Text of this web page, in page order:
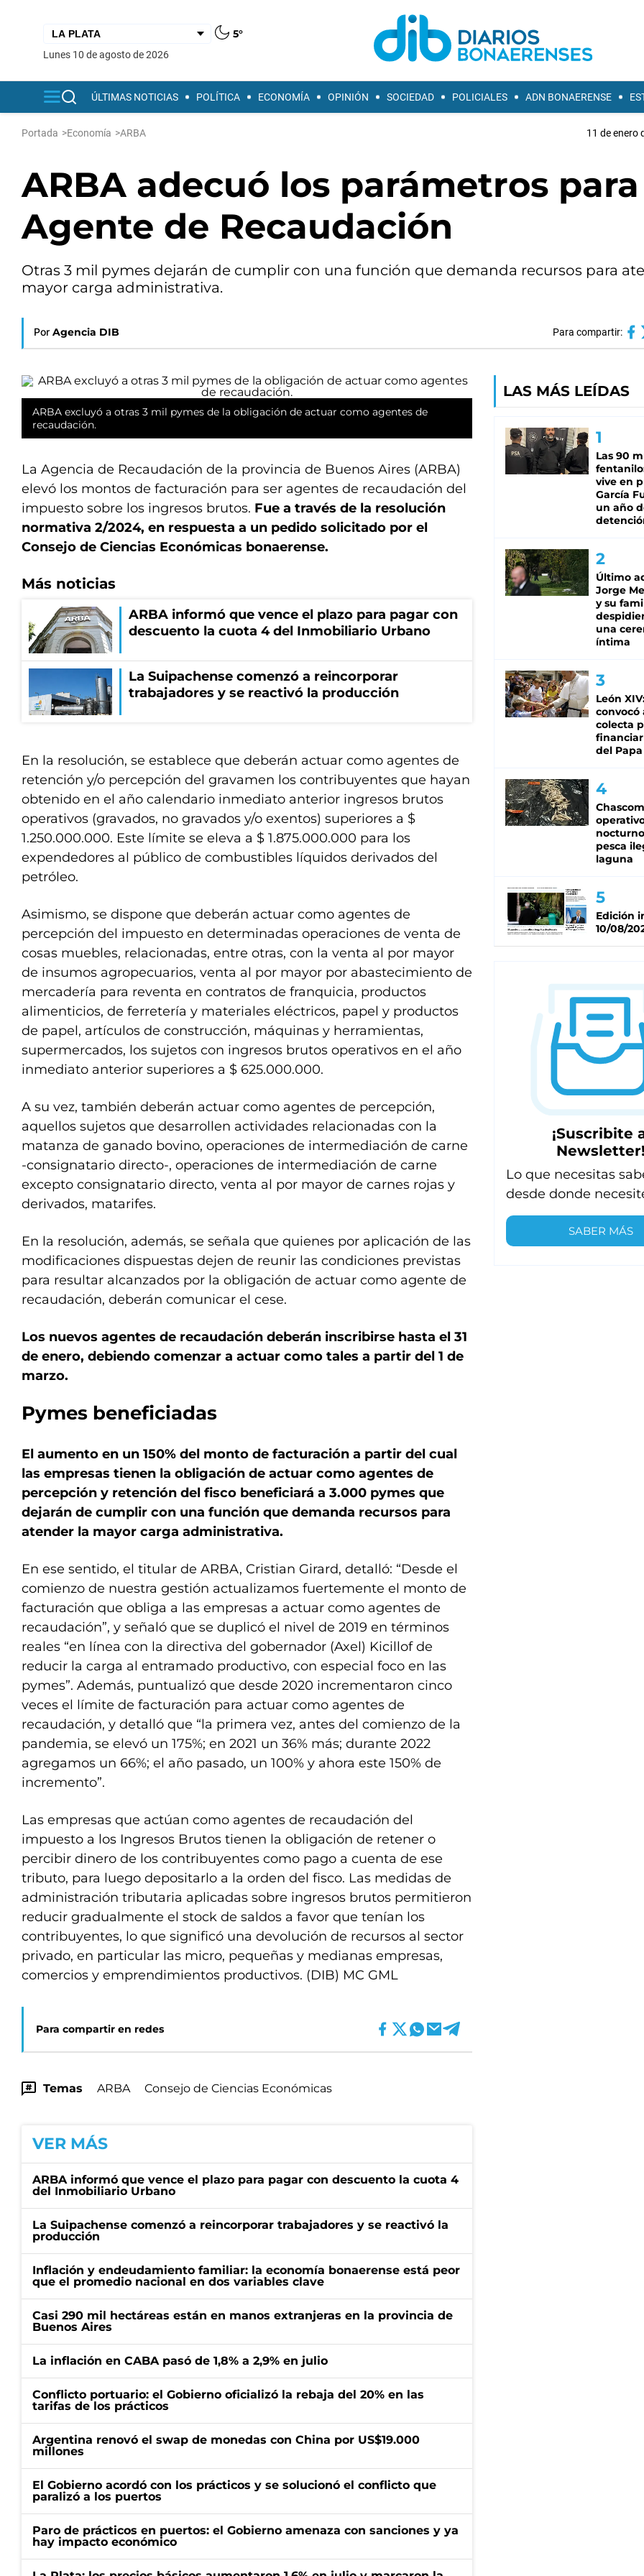
5°
lunes 10 de agosto de 2026
ÚLTIMAS NOTICIAS POLÍTICA ECONOMÍA OPINIÓN SOCIEDAD POLICIALES ADN BONAERENSE
Portada >Economía >ARBA 11 de enero
ARBA adecuó los parámetros
Agente de Recaudación
Otras 3 mil pymes dejarán de cumplir con una función que demanda recursos para
mayor carga administrativa.
Por Agencia DIB Para compartir:
ARBA excluyó a otras 3 mil pymes de la obligación de actuar como agentes de
recaudación.
La Agencia de Recaudación de la provincia de Buenos Aires (ARBA)
elevó los montos de facturación para ser agentes de recaudación del
impuesto sobre los ingresos brutos. Fue a través de la resolución
normativa 2/2024, en respuesta a un pedido solicitado por el
Consejo de Ciencias Económicas bonaerense.
Más noticias
ARBA informó que vence el plazo para pagar con
descuento la cuota 4 del Inmobiliario Urbano
La Suipachense comenzó a reincorporar
trabajadores y se reactivó la producción
En la resolución, se establece que deberán actuar como agentes de
retención y/o percepción del gravamen los contribuyentes que hayan
obtenido en el año calendario inmediato anterior ingresos brutos
operativos (gravados, no gravados y/o exentos) superiores a $
1.250.000.000. Este límite se eleva a $ 1.875.000.000 para los
expendedores al público de combustibles líquidos derivados del
petróleo.
Asimismo, se dispone que deberán actuar como agentes de
percepción del impuesto en determinadas operaciones de venta de
cosas muebles, relacionadas, entre otras, con la venta al por mayor
de insumos agropecuarios, venta al por mayor por abastecimiento de
mercadería para reventa en contratos de franquicia, productos
alimenticios, de ferretería y materiales eléctricos, papel y productos
de papel, artículos de construcción, máquinas y herramientas,
supermercados, los sujetos con ingresos brutos operativos en el año
inmediato anterior superiores a $ 625.000.000.
A su vez, también deberán actuar como agentes de percepción,
aquellos sujetos que desarrollen actividades relacionadas con la
matanza de ganado bovino, operaciones de intermediación de carne
-consignatario directo-, operaciones de intermediación de carne
excepto consignatario directo, venta al por mayor de carnes rojas y
derivados, matarifes.
En la resolución, además, se señala que quienes por aplicación de las
modificaciones dispuestas dejen de reunir las condiciones previstas
para resultar alcanzados por la obligación de actuar como agente de
recaudación, deberán comunicar el cese.
Los nuevos agentes de recaudación deberán inscribirse hasta el 31
de enero, debiendo comenzar a actuar como tales a partir del 1 de
marzo.
Pymes beneficiadas
El aumento en un 150% del monto de facturación a partir del cual
las empresas tienen la obligación de actuar como agentes de
percepción y retención del fisco beneficiará a 3.000 pymes que
dejarán de cumplir con una función que demanda recursos para
atender la mayor carga administrativa.
En ese sentido, el titular de ARBA, Cristian Girard, detalló: “Desde el
comienzo de nuestra gestión actualizamos fuertemente el monto de
facturación que obliga a las empresas a actuar como agentes de
recaudación”, y señaló que se duplicó el nivel de 2019 en términos
reales “en línea con la directiva del gobernador (Axel) Kicillof de
reducir la carga al entramado productivo, con especial foco en las
pymes”. Además, puntualizó que desde 2020 incrementaron cinco
veces el límite de facturación para actuar como agentes de
recaudación, y detalló que “la primera vez, antes del comienzo de la
pandemia, se elevó un 175%; en 2021 un 36% más; durante 2022
agregamos un 66%; el año pasado, un 100% y ahora este 150% de
incremento”.
Las empresas que actúan como agentes de recaudación del
impuesto a los Ingresos Brutos tienen la obligación de retener o
percibir dinero de los contribuyentes como pago a cuenta de ese
tributo, para luego depositarlo a la orden del fisco. Las medidas de
administración tributaria aplicadas sobre ingresos brutos permitieron
reducir gradualmente el stock de saldos a favor que tenían los
contribuyentes, lo que significó una devolución de recursos al sector
privado, en particular las micro, pequeñas y medianas empresas,
comercios y emprendimientos productivos. (DIB) MC GML
Para compartir en redes
Temas ARBA Consejo de Ciencias Económicas
VER MÁS
ARBA informó que vence el plazo para pagar con descuento la cuota 4
del Inmobiliario Urbano
La Suipachense comenzó a reincorporar trabajadores y se reactivó la
producción
Inflación y endeudamiento familiar: la economía bonaerense está peor
que el promedio nacional en dos variables clave
Casi 290 mil hectáreas están en manos extranjeras en la provincia de
Buenos Aires
La inflación en CABA pasó de 1,8% a 2,9% en julio
Conflicto portuario: el Gobierno oficializó la rebaja del 20% en las
tarifas de los prácticos
Argentina renovó el swap de monedas con China por US$19.000
millones
El Gobierno acordó con los prácticos y se solucionó el conflicto que
paralizó a los puertos
Paro de prácticos en puertos: el Gobierno amenaza con sanciones y ya
hay impacto económico
LAS MÁS LEÍDAS
Las 90
vive en
García
un año
Último
Jorge
y su
una
íntima
León
convocó
colecta
del Papa
pesca
laguna
Edición
10/08/
¡Suscribite
Newsletter!
Lo que necesitas
desde donde
SABER MÁS